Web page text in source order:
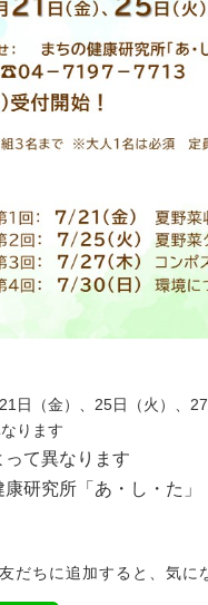
日（金）、25日（火）、
ります
って異なります
研究所「あ・し・た」
だちに追加すると、気に